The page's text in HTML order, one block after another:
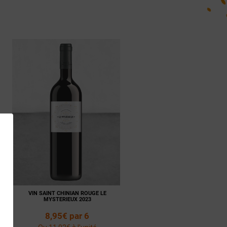
VIN SAINT CHINIAN ROUGE LE
MYSTERIEUX 2023
8,95€ par 6